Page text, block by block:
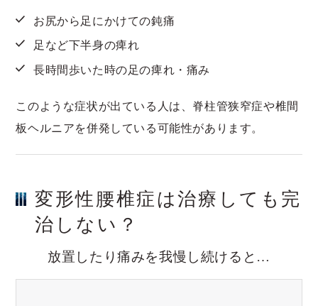
お尻から足にかけての鈍痛
足など下半身の痺れ
長時間歩いた時の足の痺れ・痛み
このような症状が出ている人は、脊柱管狭窄症や椎間
板ヘルニアを併発している可能性があります。
変形性腰椎症は治療しても完
治しない？
放置したり痛みを我慢し続けると…